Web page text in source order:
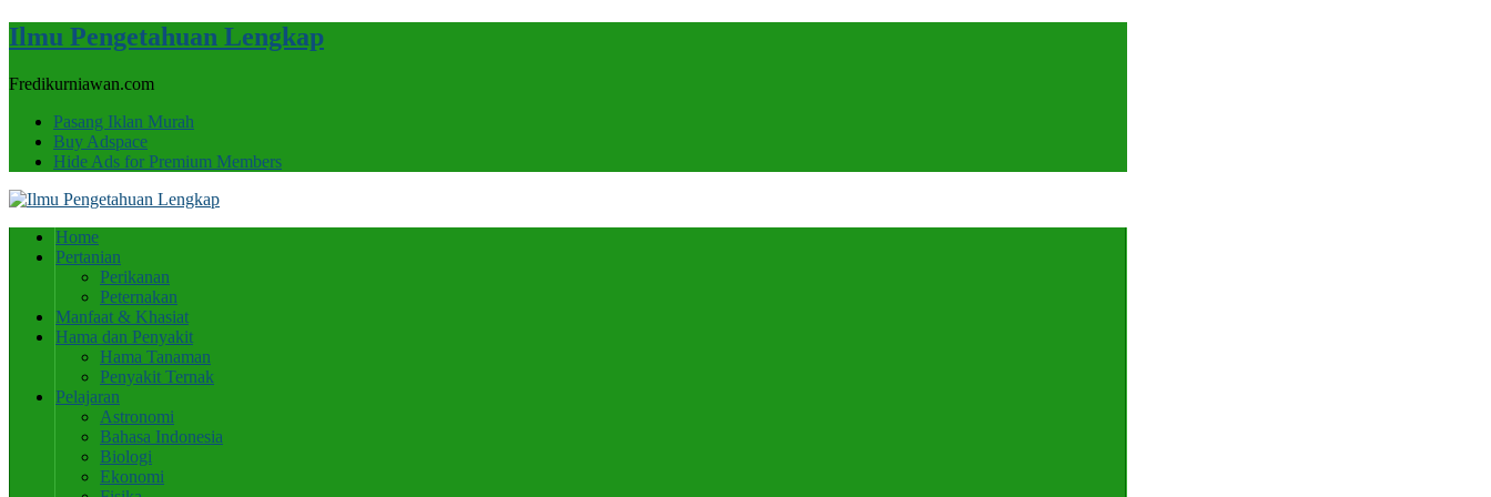
Ilmu Pengetahuan Lengkap
Fredikurniawan.com
Pasang Iklan Murah
Buy Adspace
Hide Ads for Premium Members
Home
Pertanian
Perikanan
Peternakan
Manfaat & Khasiat
Hama dan Penyakit
Hama Tanaman
Penyakit Ternak
Pelajaran
Astronomi
Bahasa Indonesia
Biologi
Ekonomi